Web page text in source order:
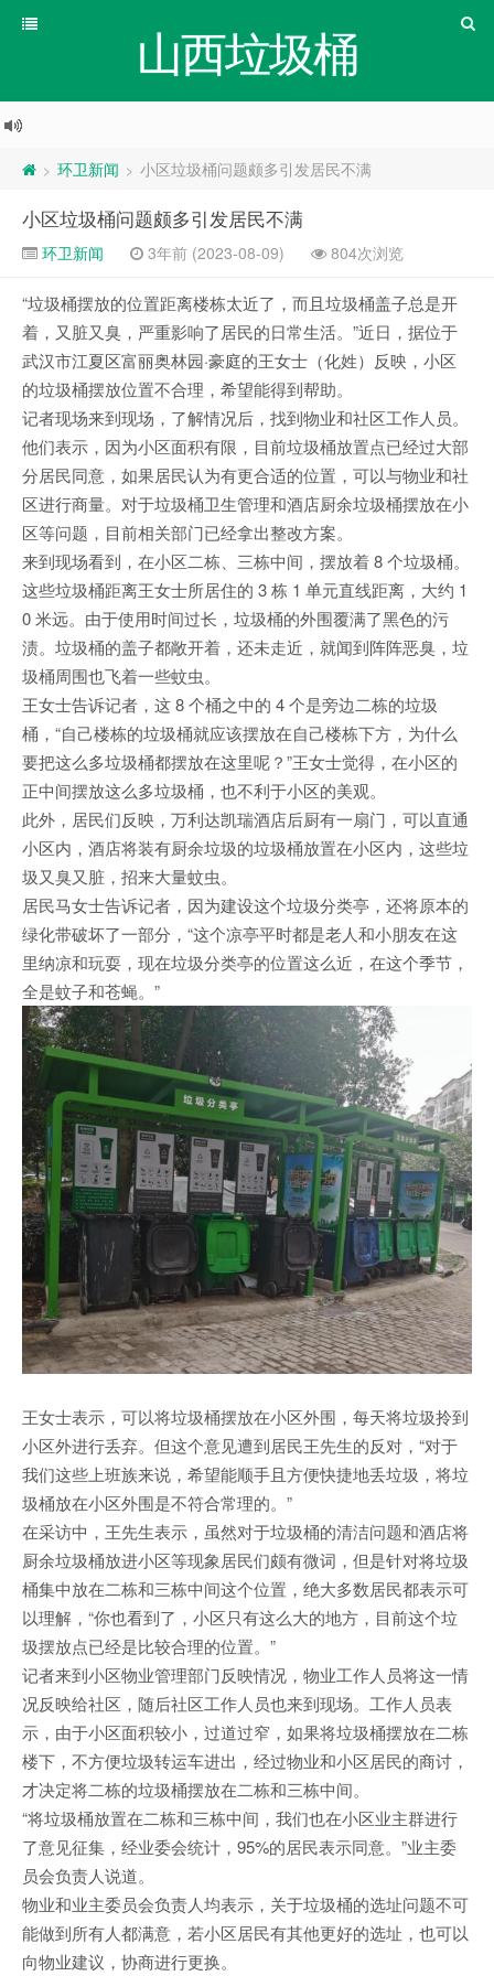
山西垃圾桶
> 环卫新闻 > 小区垃圾桶问题颇多引发居民不满
小区垃圾桶问题颇多引发居民不满
环卫新闻 3年前 (2023-08-09) 804次浏览
“垃圾桶摆放的位置距离楼栋太近了，而且垃圾桶盖子总是开
着，又脏又臭，严重影响了居民的日常生活。”近日，据位于
武汉市江夏区富丽奥林园·豪庭的王女士（化姓）反映，小区
的垃圾桶摆放位置不合理，希望能得到帮助。
记者现场来到现场，了解情况后，找到物业和社区工作人员。
他们表示，因为小区面积有限，目前垃圾桶放置点已经过大部
分居民同意，如果居民认为有更合适的位置，可以与物业和社
区进行商量。对于垃圾桶卫生管理和酒店厨余垃圾桶摆放在小
区等问题，目前相关部门已经拿出整改方案。
来到现场看到，在小区二栋、三栋中间，摆放着 8 个垃圾桶。
这些垃圾桶距离王女士所居住的 3 栋 1 单元直线距离，大约 1
0 米远。由于使用时间过长，垃圾桶的外围覆满了黑色的污
渍。垃圾桶的盖子都敞开着，还未走近，就闻到阵阵恶臭，垃
圾桶周围也飞着一些蚊虫。
王女士告诉记者，这 8 个桶之中的 4 个是旁边二栋的垃圾
桶，“自己楼栋的垃圾桶就应该摆放在自己楼栋下方，为什么
要把这么多垃圾桶都摆放在这里呢？”王女士觉得，在小区的
正中间摆放这么多垃圾桶，也不利于小区的美观。
此外，居民们反映，万利达凯瑞酒店后厨有一扇门，可以直通
小区内，酒店将装有厨余垃圾的垃圾桶放置在小区内，这些垃
圾又臭又脏，招来大量蚊虫。
居民马女士告诉记者，因为建设这个垃圾分类亭，还将原本的
绿化带破坏了一部分，“这个凉亭平时都是老人和小朋友在这
里纳凉和玩耍，现在垃圾分类亭的位置这么近，在这个季节，
全是蚊子和苍蝇。”
王女士表示，可以将垃圾桶摆放在小区外围，每天将垃圾拎到
小区外进行丢弃。但这个意见遭到居民王先生的反对，“对于
我们这些上班族来说，希望能顺手且方便快捷地丢垃圾，将垃
圾桶放在小区外围是不符合常理的。”
在采访中，王先生表示，虽然对于垃圾桶的清洁问题和酒店将
厨余垃圾桶放进小区等现象居民们颇有微词，但是针对将垃圾
桶集中放在二栋和三栋中间这个位置，绝大多数居民都表示可
以理解，“你也看到了，小区只有这么大的地方，目前这个垃
圾摆放点已经是比较合理的位置。”
记者来到小区物业管理部门反映情况，物业工作人员将这一情
况反映给社区，随后社区工作人员也来到现场。工作人员表
示，由于小区面积较小，过道过窄，如果将垃圾桶摆放在二栋
楼下，不方便垃圾转运车进出，经过物业和小区居民的商讨，
才决定将二栋的垃圾桶摆放在二栋和三栋中间。
“将垃圾桶放置在二栋和三栋中间，我们也在小区业主群进行
了意见征集，经业委会统计，95%的居民表示同意。”业主委
员会负责人说道。
物业和业主委员会负责人均表示，关于垃圾桶的选址问题不可
能做到所有人都满意，若小区居民有其他更好的选址，也可以
向物业建议，协商进行更换。